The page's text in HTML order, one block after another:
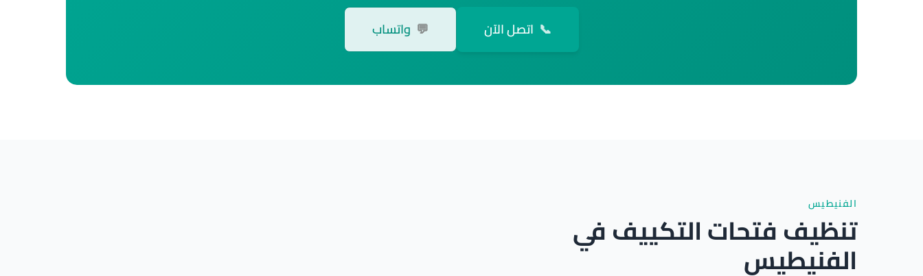
📞 اتصل الآن 💬 واتساب
الفنيطيس
تنظيف فتحات التكييف في
الفنيطيس